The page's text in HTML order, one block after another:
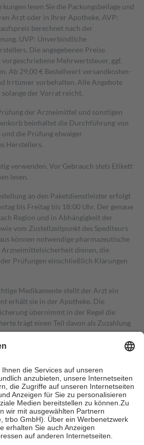
lesen Sie die Packungsbeilage und
Arzt oder in Ihrer Apotheke. AVP:
berechnet nach der
UVP: Unverbindliche
Die angegebenen Preise
Mehrwertsteuer, ggf.
Ab 29,00 € Bestell­wert versand­kosten­
Irrtümer vorbehalten. Alle Angebote
der Vorrat reicht.
der Arzneimittel und sonstigen
beinhaltet die Durchführung von
die Prüfung etwaiger
Herstellers.
verwenden. Vor Gebrauch stets Etikett
lesen.
an den Paketdienstleister erfolgt
bis Freitag bis 18:00 Uhr. Der genaue
Region und in Abhängigkeit der
vom Zustellzeitpunkt des Spediteurs
können notwendige pharmazeutische
Arzneimittelsicherheit dienen, die
Prüfungen einschließlich Klärungen
Medikamente stellt der Arzt ein
erhält sie in der Apotheke. Die
übernimmt in der Regel die
trägt einen Teil davon als Zuzahlung
Zuzahlungen in Höhe von zehn
sind jedoch nie mehr als die tatsächlichen
auch für Online-Apotheken.
Krankenpflege beträgt die
Kosten sowie zehn Euro je
für ihre eigene Gesundheit zu
Stellung der Familie zu unterstützen,